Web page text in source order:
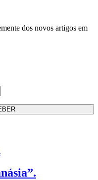
dos novos artigos em